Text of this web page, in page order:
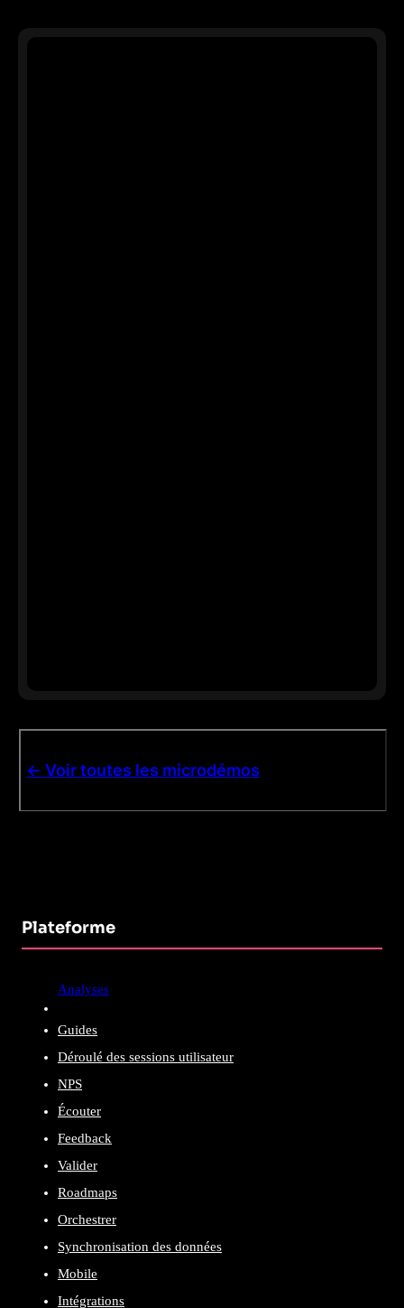
<- Voir toutes les microdémos
Plateforme
Analyses
Guides
Déroulé des sessions utilisateur
NPS
Écouter
Feedback
Valider
Roadmaps
Orchestrer
Synchronisation des données
Mobile
Intégrations